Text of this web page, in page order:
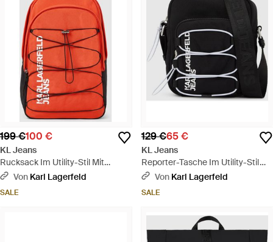
199 €100 €
KL Jeans
Rucksack Im Utility-Stil Mit
Kordelzug, Herren, Größe - Rot
Von Karl Lagerfeld
SALE
129 €65 €
KL Jeans
Reporter-Tasche Im Utility-Stil
Mit Kordelzug, Herren, Größe -
Von Karl Lagerfeld
SALE